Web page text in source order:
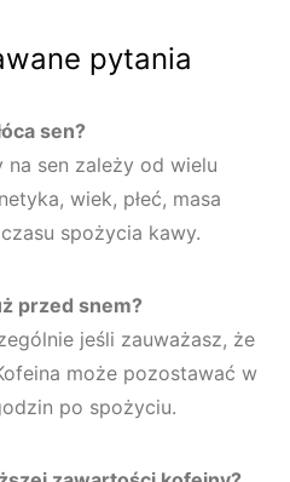
pytania
sen?
na sen zależy od wielu
wiek, płeć, masa
spożycia kawy.
przed snem?
jeśli zauważasz, że
może pozostawać w
po spożyciu.